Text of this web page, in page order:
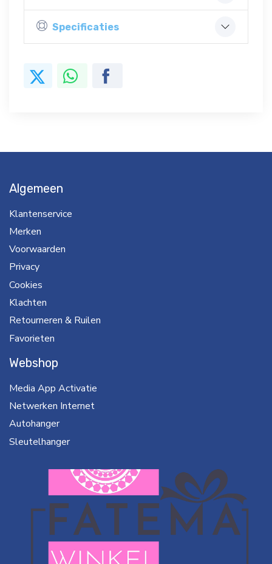
Specificaties
Algemeen
Klantenservice
Merken
Voorwaarden
Privacy
Cookies
Klachten
Retourneren & Ruilen
Favorieten
Webshop
Media App Activatie
Netwerken Internet
Autohanger
Sleutelhanger